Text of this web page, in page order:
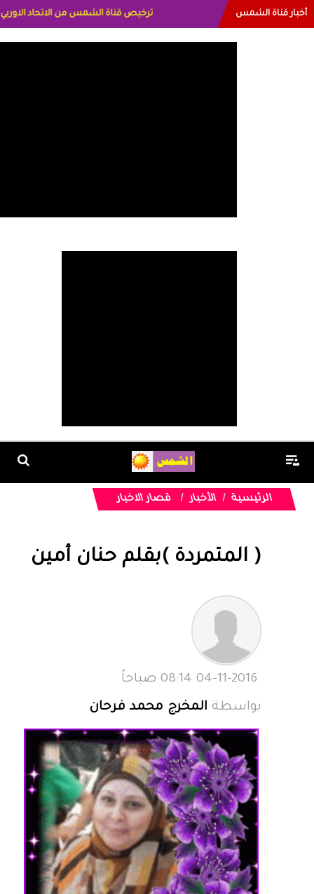
أخبار قناة الشمس
الرئيسية الأخبار قصار الاخبار
( المتمردة )بقلم حنان أمين
بواسطة المخرج محمد فرحان